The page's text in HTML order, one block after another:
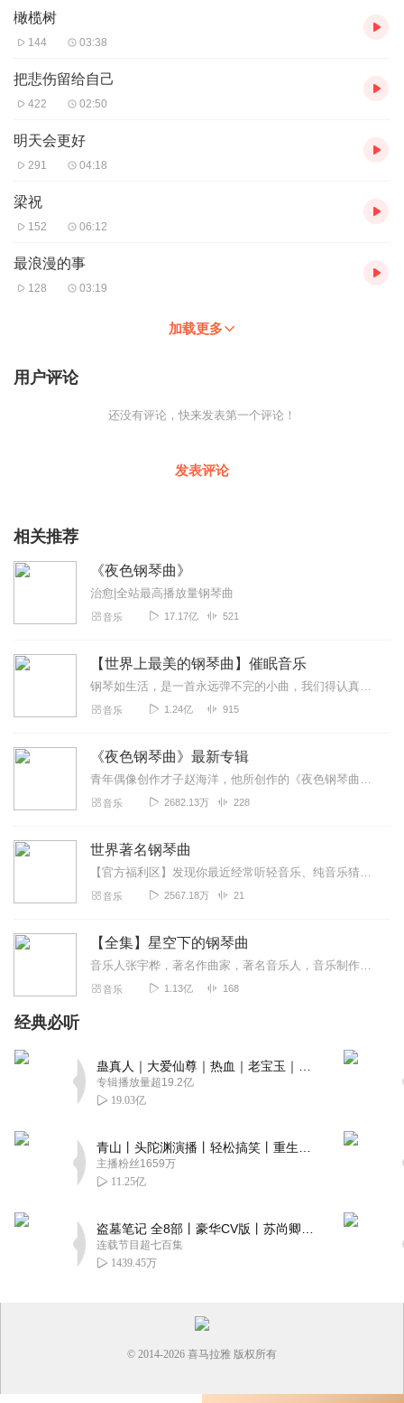
橄榄树
144 03:38
把悲伤留给自己
422 02:50
明天会更好
291 04:18
梁祝
152 06:12
最浪漫的事
128 03:19
加载更多
用户评论
还没有评论，快来发表第一个评论！
发表评论
相关推荐
《夜色钢琴曲》
治愈|全站最高播放量钢琴曲
音乐 17.17亿 521
【世界上最美的钢琴曲】催眠音乐
钢琴如生活，是一首永远弹不完的小曲，我们得认真严肃对待每一个音符，让我们用心感受琴声，用心感悟人生。钢琴的音色是单纯而丰富的，柔如冬日阳光，盈盈亮亮...
音乐 1.24亿 915
《夜色钢琴曲》最新专辑
青年偶像创作才子赵海洋，他所创作的《夜色钢琴曲》是喜马拉雅迄今为止播放量最高的音乐专辑，受到喜马听友们的一致好评。本张专辑是《夜色钢琴曲》的升级版，赵老师精选诸...
音乐 2682.13万 228
世界著名钢琴曲
【官方福利区】发现你最近经常听轻音乐、纯音乐猜你喜欢喜马精选专辑《心理疗愈钢琴曲100首》一听就平静了，一听就困了缓解焦虑，帮助数百万听友入眠原价99元，福利...
音乐 2567.18万 21
【全集】星空下的钢琴曲
音乐人张宇桦，著名作曲家，著名音乐人，音乐制作人。制作过多张唱片，担任多张音乐唱片的制作人、音乐总监，多首词曲音乐作品在多个音乐榜上榜。他创作的治愈式原创钢琴曲...
音乐 1.13亿 168
经典必听
专辑播放量超19.2亿
19.03亿
主播粉丝1659万
11.25亿
连载节目超七百集
1439.45万
© 2014-2026 喜马拉雅 版权所有